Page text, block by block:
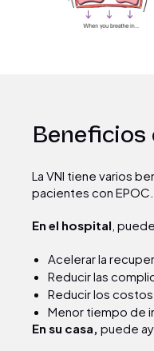
Beneficios
La VNI tiene varios
pacientes con EPOC.
En el hospital ,
Acelerar la
Reducir las
Reducir los costos.
Menor tiempo de
En su casa, puede